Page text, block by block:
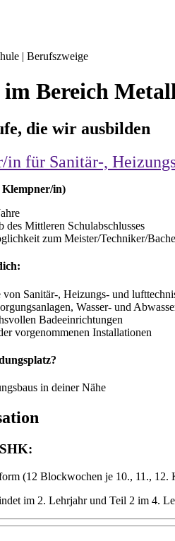
| Berufszweige
Bereich
die wir ausbilden
in für Sanitär-,
Klempner/in)
Mittleren Schulabschlusses
zum Meister/Techniker/
Sanitär-, Heizungs- und
Wasser- und
Badeeinrichtungen
vorgenommenen Installationen
in deiner Nähe
(12 Blockwochen je 10., 11., 12.
im 2. Lehrjahr und Teil 2 im 4.